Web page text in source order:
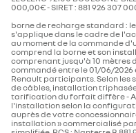
lunette arrière
antenne fouet
feux de jour à LED
nombre de portes
type de carrosserie
direction
diamètre de braquage
trottoirs/murs (m)
F
G
vignette Crit'Air
000,00€ - SIRET : 881 926 307
borne de recharge standard :
s'applique dans le cadre de
au moment de la commande
comprend la borne et son
comprenant jusqu'à 10 mètres
commandé entre le 01/06/
Renault participants. Selon
de câbles, installation
tarification du forfait diffère -
l'installation selon la
auprès de votre
installation » commercialisé